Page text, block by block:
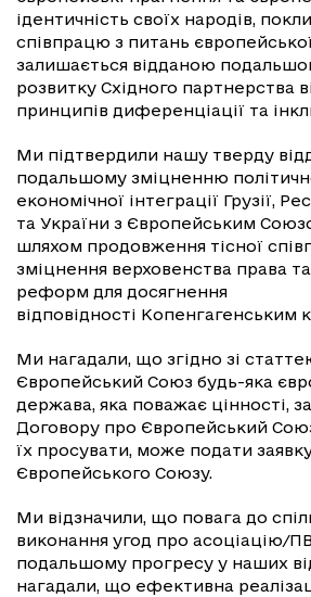
ідентичність своїх народів,
співпрацю з питань європейської
залишається відданою
розвитку Східного партнерства
принципів диференціації та
Ми підтвердили нашу тверду
подальшому зміцненню
економічної інтеграції Грузії,
та України з Європейським
шляхом продовження тісної
зміцнення верховенства права
реформ для досягнення
відповідності Копенгагенським
Ми нагадали, що згідно зі
Європейський Союз будь-яка
держава, яка поважає цінності,
Договору про Європейський Союз,
їх просувати, може подати
Європейського Союзу.
Ми відзначили, що повага до
виконання угод про асоціацію/
подальшому прогресу у наших
нагадали, що ефективна